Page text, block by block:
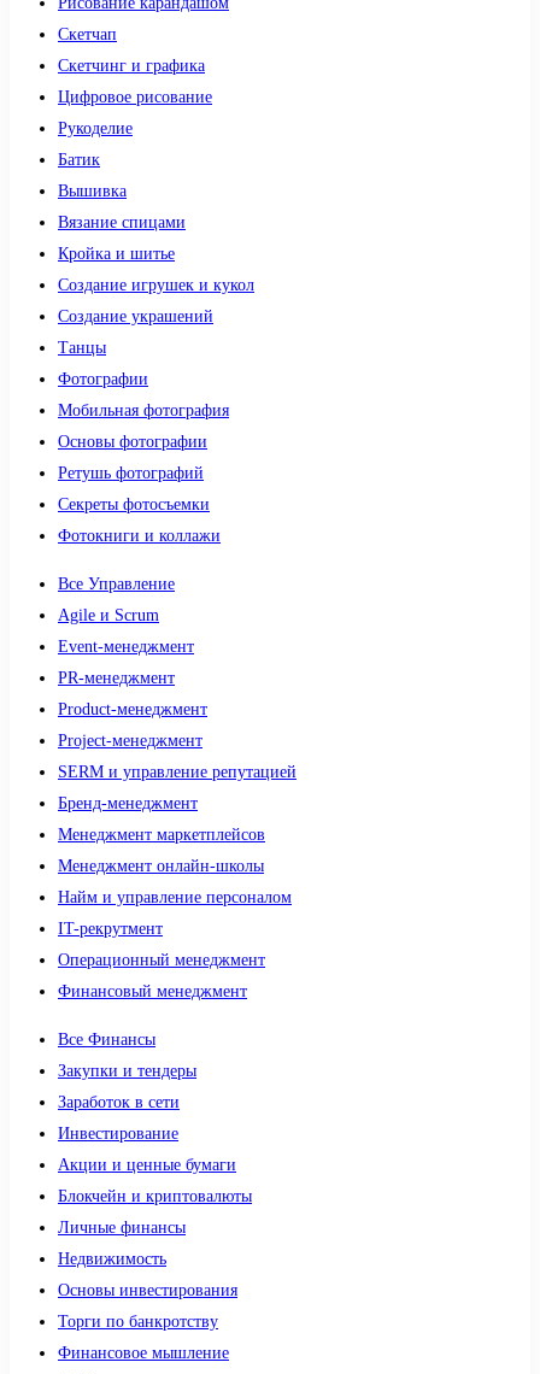
Скетчап
Скетчинг и графика
Цифровое рисование
Рукоделие
Батик
Вышивка
Вязание спицами
Кройка и шитье
Создание игрушек и кукол
Создание украшений
Танцы
Фотографии
Мобильная фотография
Основы фотографии
Ретушь фотографий
Секреты фотосъемки
Фотокниги и коллажи
Все Управление
Agile и Scrum
Event-менеджмент
PR-менеджмент
Product-менеджмент
Project-менеджмент
SERM и управление репутацией
Бренд-менеджмент
Менеджмент маркетплейсов
Менеджмент онлайн-школы
Найм и управление персоналом
IT-рекрутмент
Операционный менеджмент
Финансовый менеджмент
Все Финансы
Закупки и тендеры
Заработок в сети
Инвестирование
Акции и ценные бумаги
Блокчейн и криптовалюты
Личные финансы
Недвижимость
Основы инвестирования
Торги по банкротству
Финансовое мышление